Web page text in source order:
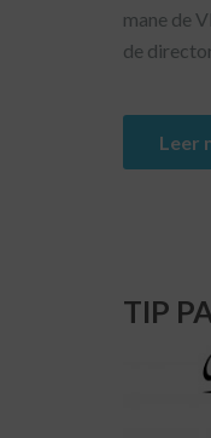
mane de
de
Leer
TIP